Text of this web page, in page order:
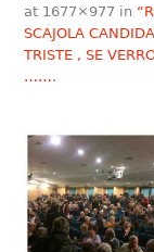
at 1677×977 in
SCAJOLA
TRISTE , SE
…….